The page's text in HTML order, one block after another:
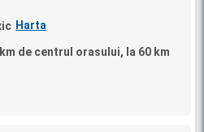
Harta
de centrul orasului, la 60 km